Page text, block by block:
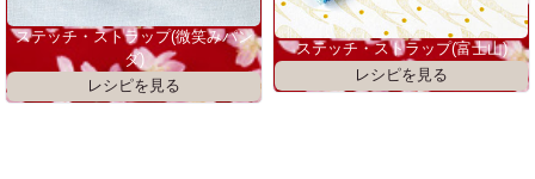
ステッチ・ストラップ(微笑みパン
ダ)
ステッチ・ストラップ(富士山)